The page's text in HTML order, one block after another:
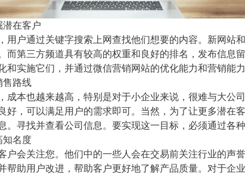
在客户
户通过关键字搜索上网查找他们想要的内容。新网站
而第三方频道具有较高的权重和良好的排名，发布信息
和实施它们，并通过微信营销网站的优化能力和营销能力
路线
本也越来越高，特别是对于小企业来说，很难与大公
好，可以满足用户的需求即可。当然，为了让更多潜在
。寻找并查看公司信息。要实现这一目标，必须通过各
名度
会关注您。他们中的一些人会在交易前关注行业的声
帮助用户改进，帮助客户更好地了解产品质量。对于企